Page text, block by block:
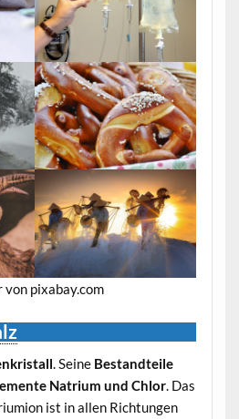
von pixabay.com
. Seine Bestandteile
Natrium und Chlor. Das
ist in allen Richtungen